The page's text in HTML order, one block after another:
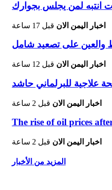
انتبه لمن يجلس بجوارك
اخبار اليمن الان قبل 17 ساعة
اخبار اليمن الان قبل 12 ساعة
علاجية للبرلماني حاشد
اخبار اليمن الان قبل 2 ساعة
The rise of oil prices
اخبار اليمن الان قبل 2 ساعة
المزيد من الأخبار